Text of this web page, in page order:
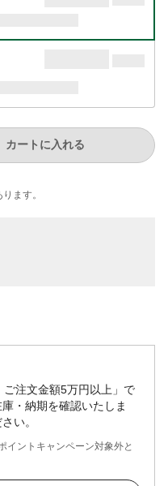
カートに入れる
ます。
ご注文金額5万円以上」で
・納期を確認いたしま
い。
ントキャンペーン対象外と